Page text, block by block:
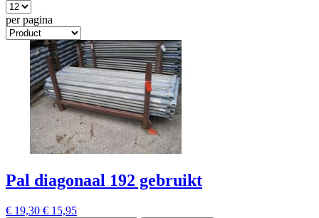
per pagina
Pal diagonaal 192 gebruikt
€ 19,30 € 15,95